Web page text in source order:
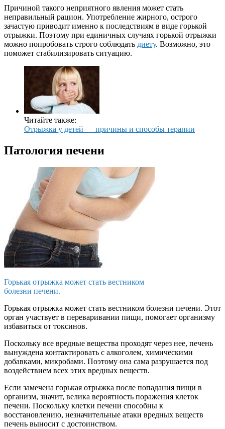
Причиной такого неприятного явления может стать
неправильный рацион. Употребление жирного, острого
зачастую приводит именно к последствиям в виде горькой
отрыжки. Поэтому при единичных случаях горькой отрыжки
можно попробовать строго соблюдать диету. Возможно, это
поможет стабилизировать ситуацию.
Читайте также:
Отрыжка у детей — причины и способы терапии
Патология печени
Горькая отрыжка может стать вестником
болезни печени.
Горькая отрыжка может стать вестником болезни печени. Этот
орган участвует в переваривании пищи, помогает организму
избавиться от токсинов.
Поскольку все вредные вещества проходят через нее, печень
вынуждена контактировать с алкоголем, химическими
добавками, микробами. Поэтому она сама разрушается под
воздействием всех этих вредных веществ.
Если замечена горькая отрыжка после попадания пищи в
организм, значит, велика вероятность поражения клеток
печени. Поскольку клетки печени способны к
восстановлению, незначительные атаки вредных веществ
печень выносит с достоинством.